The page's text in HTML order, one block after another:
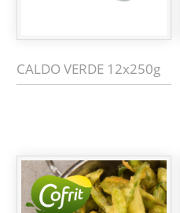
CALDO VERDE 12x250g